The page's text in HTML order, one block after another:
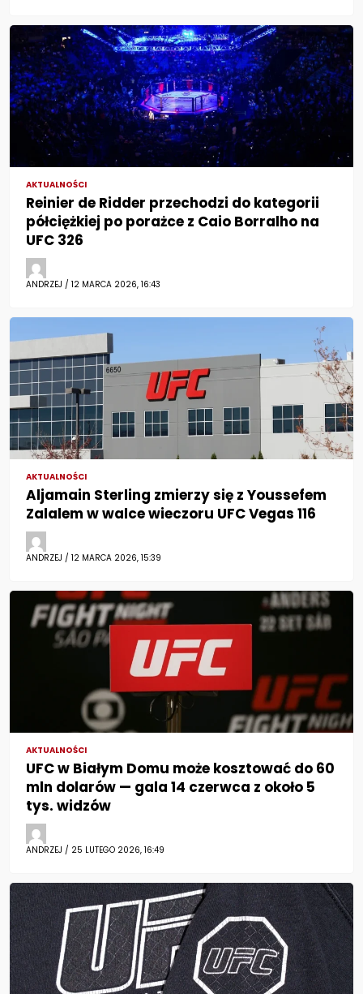
AKTUALNOŚCI
Reinier de Ridder przechodzi do kategorii
półciężkiej po porażce z Caio Borralho na
UFC 326
ANDRZEJ / 12 MARCA 2026, 16:43
AKTUALNOŚCI
Aljamain Sterling zmierzy się z Youssefem
Zalalem w walce wieczoru UFC Vegas 116
ANDRZEJ / 12 MARCA 2026, 15:39
AKTUALNOŚCI
UFC w Białym Domu może kosztować do 60
mln dolarów — gala 14 czerwca z około 5
tys. widzów
ANDRZEJ / 25 LUTEGO 2026, 16:49